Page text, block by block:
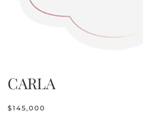
CARLA
$145,000